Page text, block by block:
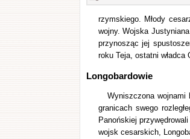
rzymskiego. Młody
wojny. Wojska
przynosząc jej
roku Teja, ostatni władca
Longobardowie
Wyniszczona
granicach swego
Panońskiej
wojsk cesarskich,